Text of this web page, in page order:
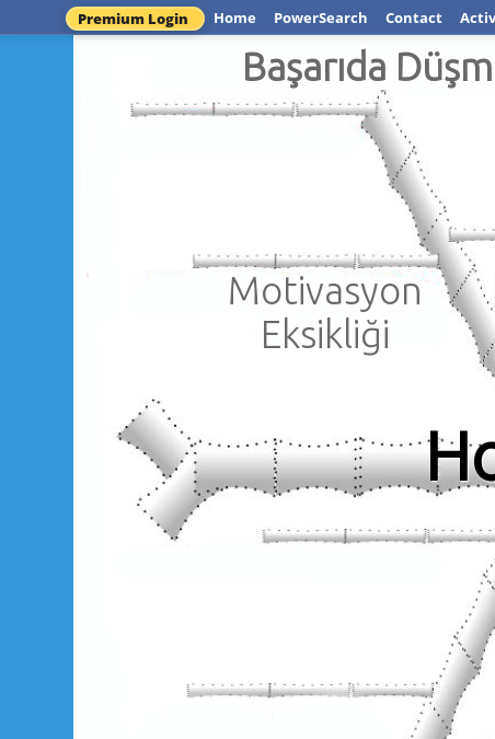
Premium Login Home PowerSearch Contact
Başarıda
Motivasyon
Eksikliği